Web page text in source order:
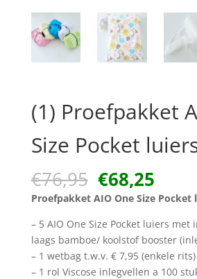
(1) Proefpakket
Size Pocket
€76,95
prijs
was:
€76,95.
€68,25
prijs
is:
Proefpakket AIO One Size Pocket
– 5 AIO One Size Pocket luiers met
laags bamboe/ koolstof booster
– 1 wetbag t.w.v. € 7,95 (enkele
– 1 rol Viscose inlegvellen a 100